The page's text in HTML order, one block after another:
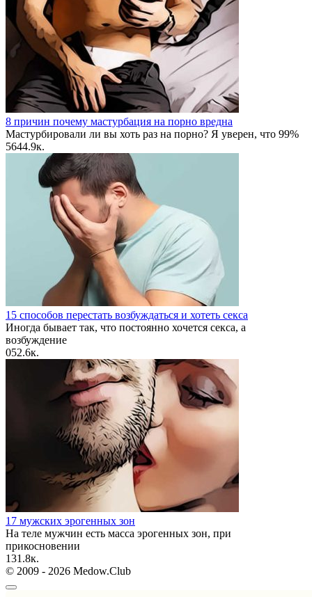
8 причин почему мастурбация на порно вредна
Мастурбировали ли вы хоть раз на порно? Я уверен, что 99%
5644.9к.
15 способов перестать возбуждаться и хотеть секса
Иногда бывает так, что постоянно хочется секса, а
возбуждение
052.6к.
17 мужских эрогенных зон
На теле мужчин есть масса эрогенных зон, при
прикосновении
131.8к.
© 2009 - 2026 Medow.Club